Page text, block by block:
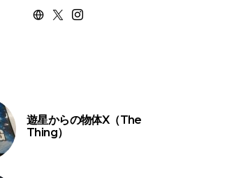
遊星からの物体X（The
Thing）